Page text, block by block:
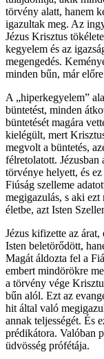
törvény alatt, hanem
igazultak meg. Az
Jézus Krisztus
kegyelem és az
megengedés.
minden bűn, már
A „hiperkegyelem”
büntetést, minden
büntetését magára
kielégült, mert
megvolt a büntetés,
félretolatott.
törvénye helyett, és
Fiúság szelleme
megigazulás, s aki
életbe, azt Isten
Jézus kifizette az árat,
Isten beletörődött,
Magát áldozta fel a
embert mindörökre
a törvény vége
bűn alól. Ezt az
hit által való
annak teljességét. És
prédikátora. Valóban
üdvösség prófétája.